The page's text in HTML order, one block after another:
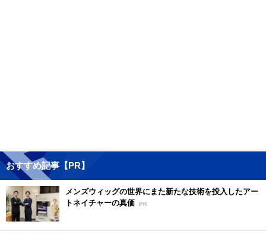
おすすめ記事【PR】
メンズウィッグの世界にまた新たな技術を投入したアー
トネイチャーの真価 [PR]